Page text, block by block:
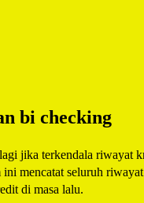
bi checking
jika terkendala riwayat
ini mencatat seluruh
di masa lalu.